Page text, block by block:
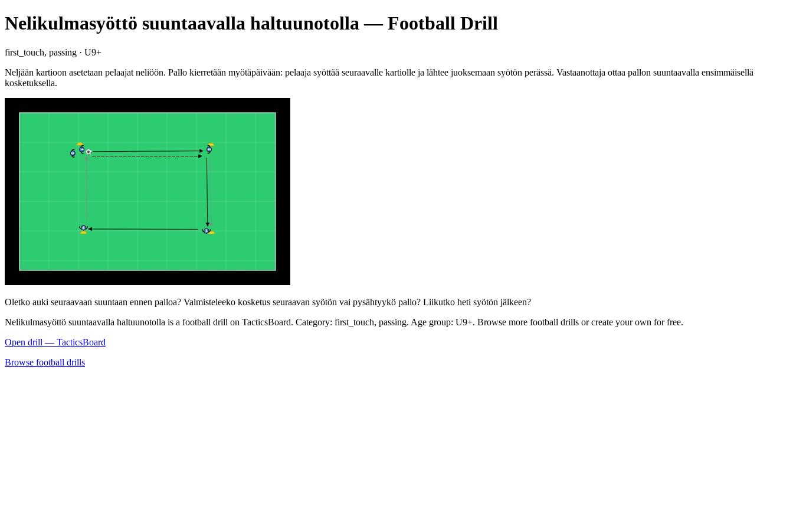
Nelikulmasyöttö suuntaavalla haltuunotolla — Football Drill
first_touch, passing · U9+
Neljään kartioon asetetaan pelaajat neliöön. Pallo kierretään myötäpäivään: pelaaja syöttää seuraavalle kartiolle ja lähtee juoksemaan syötön perässä. Vastaanottaja ottaa pallon suuntaavalla ensimmäisellä
kosketuksella.
Oletko auki seuraavaan suuntaan ennen palloa? Valmisteleeko kosketus seuraavan syötön vai pysähtyykö pallo? Liikutko heti syötön jälkeen?
Nelikulmasyöttö suuntaavalla haltuunotolla is a football drill on TacticsBoard. Category: first_touch, passing. Age group: U9+. Browse more football drills or create your own for free.
Open drill — TacticsBoard
Browse football drills